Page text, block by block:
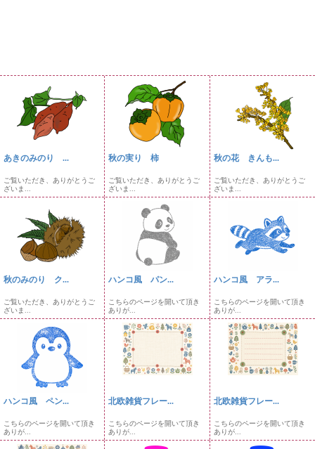
あきのみのり ...
ご覧いただき、ありがとうご
ざいま...
秋の実り 柿
ご覧いただき、ありがとうご
ざいま...
秋の花 きんも...
ご覧いただき、ありがとうご
ざいま...
秋のみのり ク...
ご覧いただき、ありがとうご
ざいま...
ハンコ風 パン...
こちらのページを開いて頂き
ありが...
ハンコ風 アラ...
こちらのページを開いて頂き
ありが...
ハンコ風 ペン...
こちらのページを開いて頂き
ありが...
北欧雑貨フレー...
こちらのページを開いて頂き
ありが...
北欧雑貨フレー...
こちらのページを開いて頂き
ありが...